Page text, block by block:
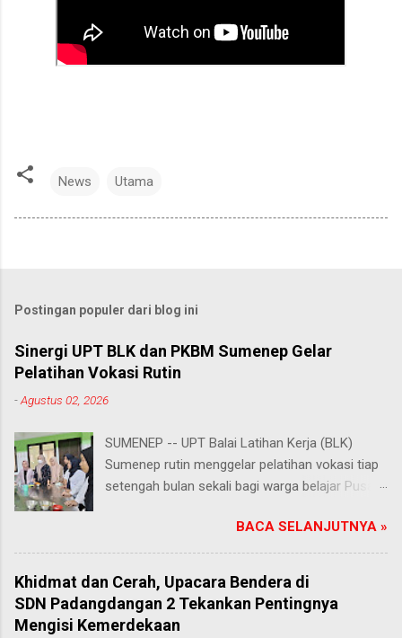
News Utama
Postingan populer dari blog ini
Sinergi UPT BLK dan PKBM Sumenep Gelar
Pelatihan Vokasi Rutin
-Agustus 02, 2026
SUMENEP -- UPT Balai Latihan Kerja (BLK)
Sumenep rutin menggelar pelatihan vokasi tiap
setengah bulan sekali bagi warga belajar Pusat
Kabupaten Sumenep. Ahad (2/8/2026).
Program ini menawarkan berbagai pilihan
keterampilan, mulai dari pembuatan roti dan kue
hingga kejuruan lainnya yang bebas dipilih
peserta sesuai bakat dan minat masing-
BACA SELANJUTNYA »
Khidmat dan Cerah, Upacara Bendera di
SDN Padangdangan 2 Tekankan Pentingnya
Mengisi Kemerdekaan